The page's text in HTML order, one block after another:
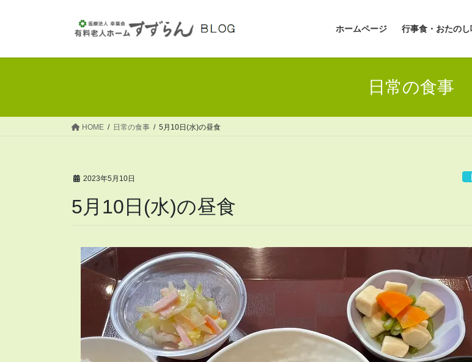
ホームページ 行事食・おたの
日常の食事
HOME 日常の食事 5月10日(水)の昼食
2023年5月10日
5月10日(水)の昼食